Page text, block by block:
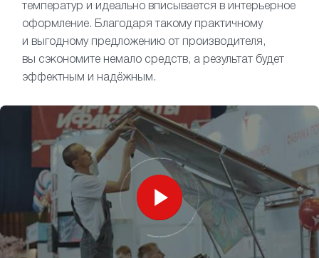
температур и идеально вписывается в интерьерное
оформление. Благодаря такому практичному
и выгодному предложению от производителя,
вы сэкономите немало средств, а результат будет
эффектным и надёжным.